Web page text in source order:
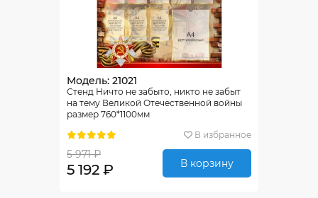
Модель: 21021
Стенд Ничто не забыто, никто не забыт
на тему Великой Отечественной войны
размер 760*1100мм
В избранное
5 971 ₽
5 192 ₽ В корзину